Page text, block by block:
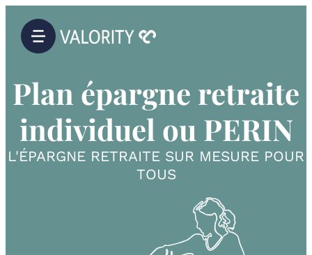
Plan épargne retraite
individuel ou PERIN
L'ÉPARGNE RETRAITE SUR MESURE POUR
TOUS